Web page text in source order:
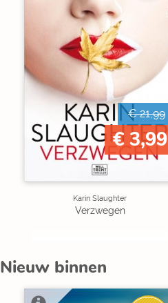
€ 21,99
€ 3,99
Karin Slaughter
Verzwegen
Nieuw binnen